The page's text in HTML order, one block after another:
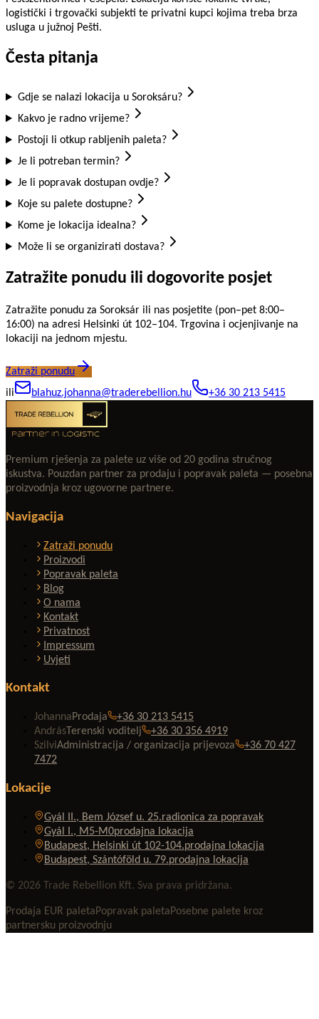
logistički i trgovački subjekti te privatni kupci kojima treba brza
usluga u južnoj Pešti.
Česta pitanja
Gdje se nalazi lokacija u Soroksáru?
Kakvo je radno vrijeme?
Postoji li otkup rabljenih paleta?
Je li potreban termin?
Je li popravak dostupan ovdje?
Koje su palete dostupne?
Kome je lokacija idealna?
Može li se organizirati dostava?
Zatražite ponudu ili dogovorite posjet
Zatražite ponudu za Soroksár ili nas posjetite (pon–pet 8:00–
16:00) na adresi Helsinki út 102–104. Trgovina i ocjenjivanje na
lokaciji na jednom mjestu.
Zatraži ponudu
ili
blahuz.johanna@traderebellion.hu +36 30 213 5415
Premium rješenja za palete uz više od 20 godina stručnog
iskustva. Pouzdan partner za prodaju i popravak paleta — posebna
proizvodnja kroz ugovorne partnere.
Navigacija
Zatraži ponudu
Proizvodi
Popravak paleta
Blog
O nama
Kontakt
Privatnost
Impressum
Uvjeti
Kontakt
JohannaProdaja
+36 30 213 5415
András Terenski voditelj
+36 30 356 4919
SzilviAdministracija / organizacija prijevoza
+36 70 427
7472
Lokacije
Gyál II., Bem József u. 25.radionica za popravak
Gyál I., M5-M0prodajna lokacija
Budapest, Helsinki út 102-104.prodajna lokacija
Budapest, Szántóföld u. 79.prodajna lokacija
© 2026 Trade Rebellion Kft. Sva prava pridržana.
Prodaja EUR paletaPopravak paletaPosebne palete kroz
partnersku proizvodnju